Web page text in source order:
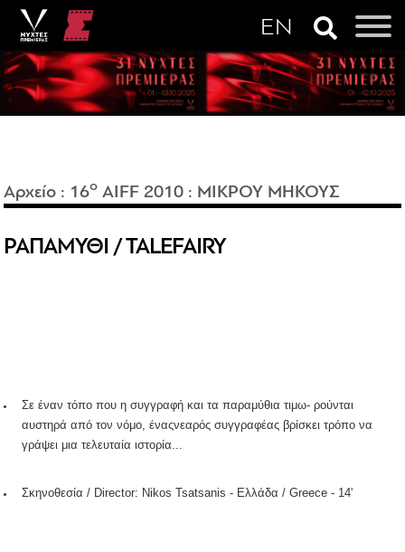
Αρχείο : 16o AIFF 2010 : ΜΙΚΡΟΥ ΜΗΚΟΥΣ
ΡΑΠΑΜΥΘΙ / TALEFAIRY
Σε έναν τόπο που η συγγραφή και τα παραμύθια τιμω- ρούνται
αυστηρά από τον νόμο, έναςνεαρός συγγραφέας βρίσκει τρόπο να
γράψει μια τελευταία ιστορία...
Σκηνοθεσία / Director: Nikos Tsatsanis - Ελλάδα / Greece- 14'